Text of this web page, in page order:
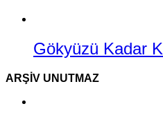
Gökyüzü Kadar
ARŞIV UNUTMAZ